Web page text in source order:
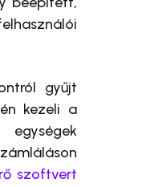
gyűjt
kezeli a
szoftvert